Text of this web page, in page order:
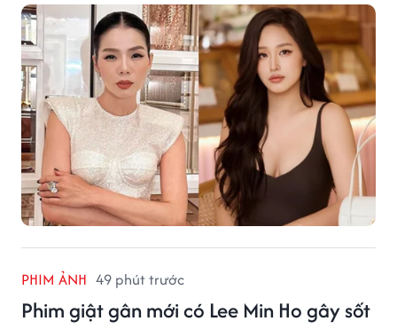
PHIM ẢNH 49 phút trước
Phim giật gân mới có Lee Min Ho gây sốt